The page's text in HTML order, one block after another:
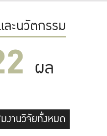
ละนวัตกรรม
ผล
งานวิจัยทั้งหมด